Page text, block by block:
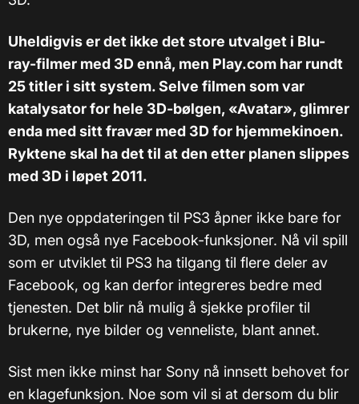
Uheldigvis er det ikke det store utvalget i Blu-
ray-filmer med 3D ennå, men Play.com har rundt
25 titler i sitt system. Selve filmen som var
katalysator for hele 3D-bølgen, «Avatar», glimrer
enda med sitt fravær med 3D for hjemmekinoen.
Ryktene skal ha det til at den etter planen slippes
med 3D i løpet 2011.
Den nye oppdateringen til PS3 åpner ikke bare for
3D, men også nye Facebook-funksjoner. Nå vil spill
som er utviklet til PS3 ha tilgang til flere deler av
Facebook, og kan derfor integreres bedre med
tjenesten. Det blir nå mulig å sjekke profiler til
brukerne, nye bilder og venneliste, blant annet.
Sist men ikke minst har Sony nå innsett behovet for
en klagefunksjon. Noe som vil si at dersom du blir